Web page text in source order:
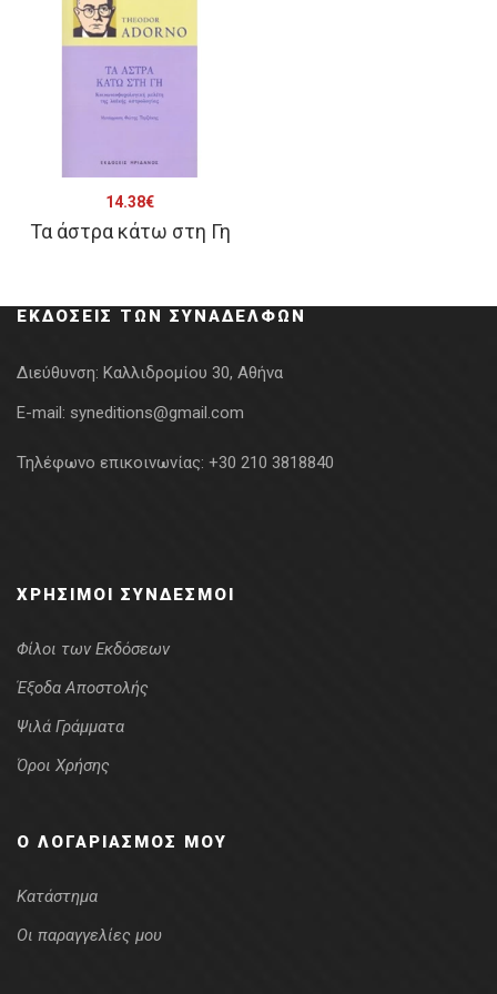
Τα άστρα κάτω στη Γη
14.38€
ΕΚΔΌΣΕΙΣ ΤΩΝ ΣΥΝΑΔΈΛΦΩΝ
Διεύθυνση: Καλλιδρομίου 30, Αθήνα
E-mail: syneditions@gmail.com
Τηλέφωνο επικοινωνίας: +30 210 3818840
ΧΡΉΣΙΜΟΙ ΣΎΝΔΕΣΜΟΙ
Φίλοι των Εκδόσεων
Έξοδα Αποστολής
Ψιλά Γράμματα
Όροι Χρήσης
Ο ΛΟΓΑΡΙΑΣΜΌΣ ΜΟΥ
Κατάστημα
Οι παραγγελίες μου